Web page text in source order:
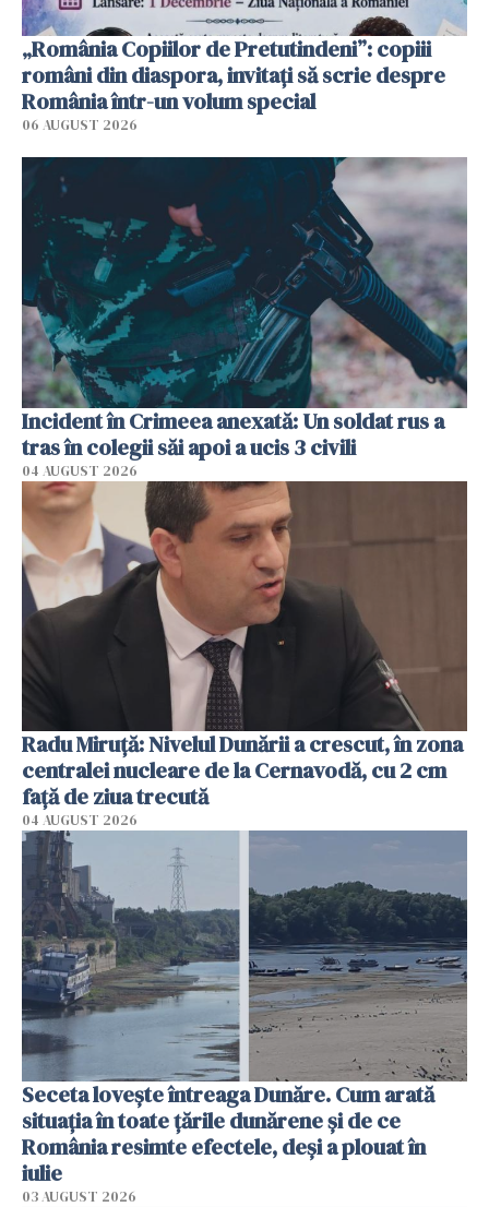
„România Copiilor de Pretutindeni”: copiii
români din diaspora, invitați să scrie despre
România într-un volum special
06 AUGUST 2026
Incident în Crimeea anexată: Un soldat rus a
tras în colegii săi apoi a ucis 3 civili
04 AUGUST 2026
Radu Miruţă: Nivelul Dunării a crescut, în zona
centralei nucleare de la Cernavodă, cu 2 cm
faţă de ziua trecută
04 AUGUST 2026
Seceta lovește întreaga Dunăre. Cum arată
situația în toate țările dunărene și de ce
România resimte efectele, deși a plouat în
iulie
03 AUGUST 2026